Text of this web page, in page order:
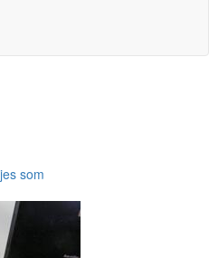
som